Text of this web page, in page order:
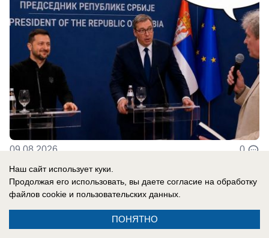
09.08.2026 0
Реклама на сайте
Контакты
Наш сайт использует куки.
Продолжая его использовать, вы даете согласие на обработку
файлов cookie и пользовательских данных.
ПОНЯТНО